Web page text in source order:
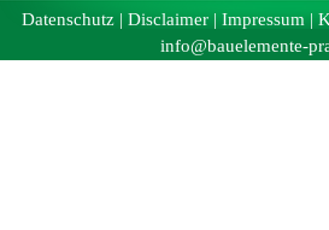
Datenschutz | Disclaimer | Impressum |
info@bauelemente-